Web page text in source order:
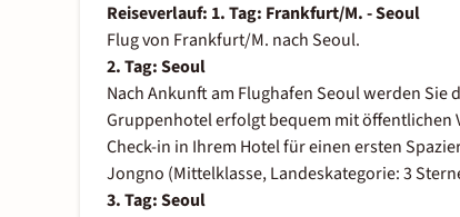
Reiseverlauf: 1. Tag: Frankfurt/M. - Seoul
Flug von Frankfurt/M. nach Seoul.
2. Tag: Seoul
Nach Ankunft am Flughafen Seoul werden
Gruppenhotel erfolgt bequem mit öffentlichen
Check-in in Ihrem Hotel für einen ersten
Jongno (Mittelklasse, Landeskategorie: 3
3. Tag: Seoul